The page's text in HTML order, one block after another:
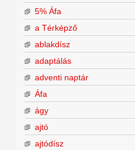
5% Áfa
a Térképző
ablakdísz
adaptálás
adventi naptár
Áfa
ágy
ajtó
ajtódísz